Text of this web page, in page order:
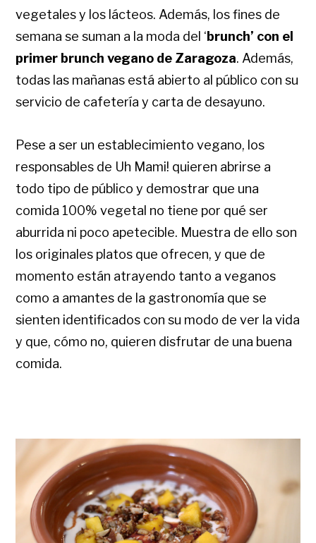
vegetales y los lácteos. Además, los fines de
semana se suman a la moda del ‘brunch’ con el
primer brunch vegano de Zaragoza. Además,
todas las mañanas está abierto al público con su
servicio de cafetería y carta de desayuno.
Pese a ser un establecimiento vegano, los
responsables de Uh Mami! quieren abrirse a
todo tipo de público y demostrar que una
comida 100% vegetal no tiene por qué ser
aburrida ni poco apetecible. Muestra de ello son
los originales platos que ofrecen, y que de
momento están atrayendo tanto a veganos
como a amantes de la gastronomía que se
sienten identificados con su modo de ver la vida
y que, cómo no, quieren disfrutar de una buena
comida.